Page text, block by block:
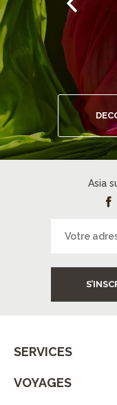
Asia
SERVICES
VOYAGES